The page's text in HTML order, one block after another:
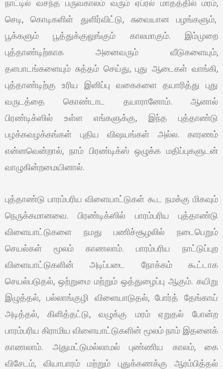
நாட்டில் வசந்த பருவகாலம் வரும் ஏப்ரல் மாதத்தில் மரம்,
செடி, கொடிகளிள் துளிர்விட்டு, சுவையான பழங்களும்,
பூக்களும் பூத்துக்குலுங்கும் காலமாகும். இம்முறை
புத்தாண்டிற்காக அனைவரும் வீடுகளையும்,
தளபாடங்களையும் சுத்தம் செய்து, புது ஆடைகள் வாங்கி,
புத்தாண்டிற்கு உரிய இனிப்பு வகைகளை தயாரித்து புது
வருடத்தை கொண்டாட தயாரானோம். ஆனால்
பிரண்டிக்ஸில் உள்ள எங்களுக்கு, இந்த புத்தாண்டு
பழக்கவழக்கங்கள் புதிய விஷயங்கள் அல்ல. காரணம்
என்னவென்றால், நாம் பிரண்டிக்ஸ் ஒழுக்க மதிப்புகளுடன்
வாழுகின்றமையினால்.
புத்தாண்டு பாரம்பரிய விளையாட்டுகள் கூட நமக்கு மிகவும்
நெருக்கமானவை. பிரண்டிக்ஸில் பாரம்பரிய புத்தாண்டு
விளையாட்டுகளை நமது பணிச்சூழலில் நடைபெறும்
செயல்கள் மூலம் காணலாம். பாரம்பரிய நாட்டுப்புற
விளையாட்டுகளின் அடிப்படை நோக்கம் கூட்டாக
செயல்படுதல், ஒற்றுமை மற்றும் ஒத்துழைப்பு ஆகும். கயிறு
இழுத்தல், பல்லாங்குழி விளையாடுதல், போர்த் தேங்காய்
அடித்தல், கிளித்தட்டு, வழுக்கு மரம் ஏறுதல் போன்ற
பாரம்பரிய கிராமிய விளையாட்டுகளின் மூலம் நாம் இதனைக்
காணலாம். அதுமட்டுமல்லாமல் புண்ணிய காலம், கை
விசேடம், வியாபாரம் மற்றும் புதுக்கணக்கு ஆரம்பித்தல்